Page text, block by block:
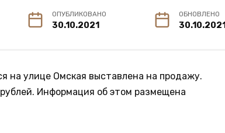
ОПУБЛИКОВАНО
30.10.2021
ОБНОВЛЕНО
30.10.2021
на улице Омская выставлена на продажу.
Информация об этом размещена